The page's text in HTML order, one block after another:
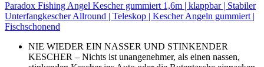
Paradox Fishing Angel Kescher gummiert 1,6m | klappbar | Stabiler
Unterfangkescher Allround | Teleskop | Kescher Angeln gummiert |
Fischschonend
NIE WIEDER EIN NASSER UND STINKENDER
KESCHER – Nichts ist unangenehmer, als einen nassen,